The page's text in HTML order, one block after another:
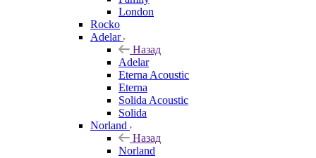
London
Rocko
Adelar
Назад
Adelar
Eterna Acoustic
Eterna
Solida Acoustic
Solida
Norland
Назад
Norland